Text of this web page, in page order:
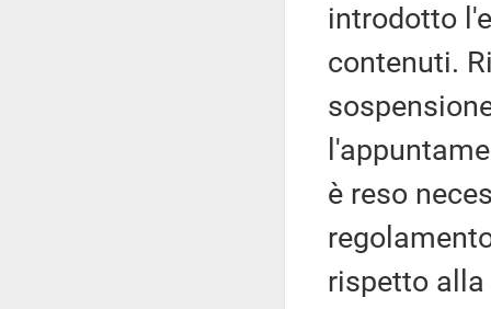
introdotto
contenuti.
è reso
rispetto alla